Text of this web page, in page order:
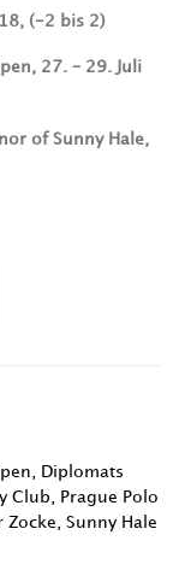
(-2 bis 2)
27. – 29. Juli
of Sunny Hale,
Diplomats
Club
Prague Polo
Zocke Sunny Hale